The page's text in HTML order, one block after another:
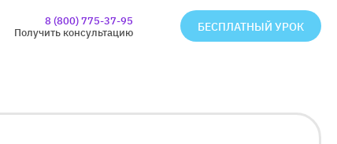
8 (800) 775-37-95
Получить консультацию
БЕСПЛАТНЫЙ УРОК